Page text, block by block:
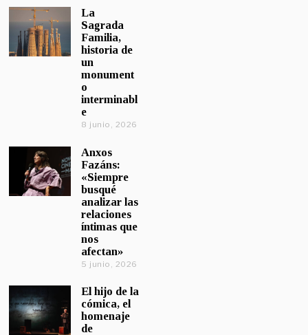
La
Sagrada
Familia,
historia de
un
monument
o
interminabl
e
8 junio, 2026
Anxos
Fazáns:
«Siempre
busqué
analizar las
relaciones
íntimas que
nos
afectan»
5 junio, 2026
El hijo de la
cómica, el
homenaje
de